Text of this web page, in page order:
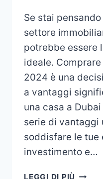
Se stai
settore
potrebbe essere
ideale.
2024 è una
a vantaggi
una casa a
serie di vantaggi
soddisfare le tue
investimento e…
LEGGI DI PIÙ